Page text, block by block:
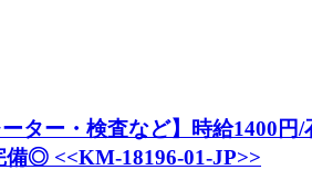
ター・検査など】時給1400
備◎ <<KM-18196-01-JP>>